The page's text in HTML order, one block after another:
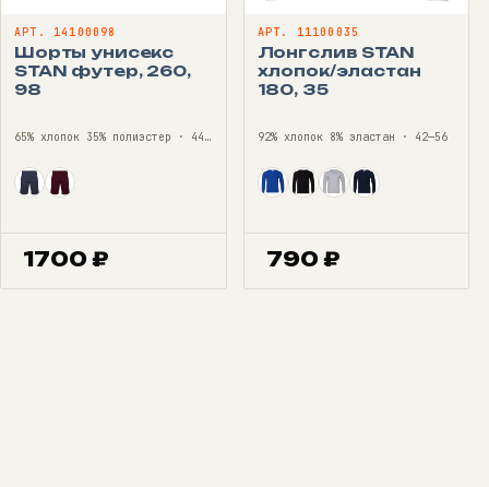
АРТ. 14100098
Шорты унисекс
STAN футер, 260,
98
65% хлопок 35% полиэстер · 44—56
1700 ₽
АРТ. 11100035
Лонгслив STAN
хлопок/эластан
180, 35
92% хлопок 8% эластан · 42—56
790 ₽